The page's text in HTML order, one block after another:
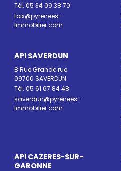
Tél. 05 34 09 38 70
foix@pyrenees-
immobilier.com
API SAVERDUN
8 Rue Grande rue
09700 SAVERDUN
Tél. 05 61 67 84 48
saverdun@pyrenees-
immobilier.com
API CAZERES-SUR-
GARONNE